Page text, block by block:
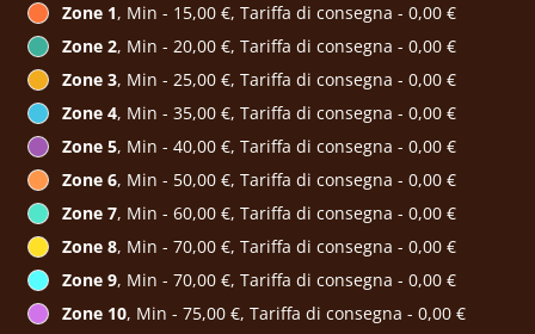
Zone 1, Min - 15,00 €, Tariffa di consegna - 0,00 €
Zone 2, Min - 20,00 €, Tariffa di consegna - 0,00 €
Zone 3, Min - 25,00 €, Tariffa di consegna - 0,00 €
Zone 4, Min - 35,00 €, Tariffa di consegna - 0,00 €
Zone 5, Min - 40,00 €, Tariffa di consegna - 0,00 €
Zone 6, Min - 50,00 €, Tariffa di consegna - 0,00 €
Zone 7, Min - 60,00 €, Tariffa di consegna - 0,00 €
Zone 8, Min - 70,00 €, Tariffa di consegna - 0,00 €
Zone 9, Min - 70,00 €, Tariffa di consegna - 0,00 €
Zone 10, Min - 75,00 €, Tariffa di consegna - 0,00 €